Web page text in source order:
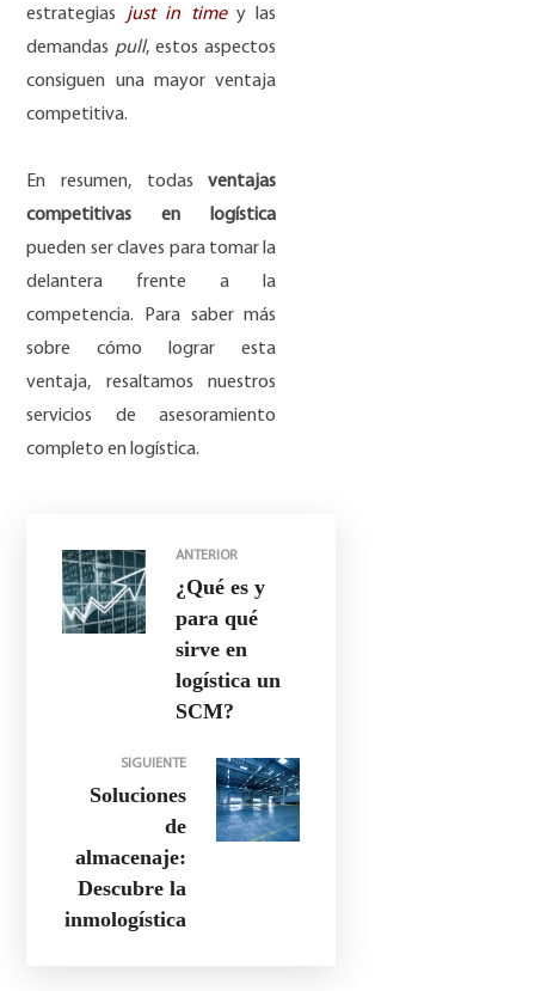
estrategias
just in timey las
demandas pull, estos aspectos
consiguen una mayor ventaja
competitiva.
En resumen, todasventajas
competitivas en logística
pueden ser claves para tomar la
delantera frente a la
competencia. Para saber más
sobre cómo lograr esta
ventaja, resaltamos nuestros
servicios de asesoramiento
completo en logística.
ANTERIOR
¿Qué es y
para qué
sirve en
logística un
SCM?
SIGUIENTE
Soluciones
de
almacenaje:
Descubre la
inmologística